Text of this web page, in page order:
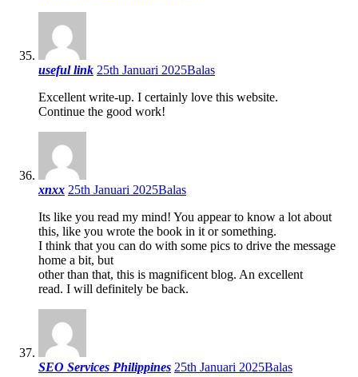
useful link 25th Januari 2025Balas
Excellent write-up. I certainly love this website.
Continue the good work!
xnxx 25th Januari 2025Balas
Its like you read my mind! You appear to know a lot about
this, like you wrote the book in it or something.
I think that you can do with some pics to drive the message
home a bit, but
other than that, this is magnificent blog. An excellent
read. I will definitely be back.
SEO Services Philippines 25th Januari 2025Balas